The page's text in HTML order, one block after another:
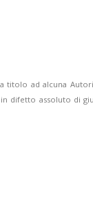
titolo ad alcuna
difetto assoluto di